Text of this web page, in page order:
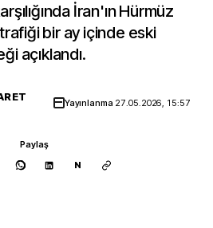
İran'ın Hürmüz
bir ay içinde eski
açıklandı.
Yayınlanma 27.05.2026, 15:57
Paylaş
N